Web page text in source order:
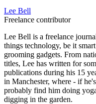
Lee Bell
Freelance contributor
Lee Bell is a freelance
things technology, be it
grooming gadgets. From
titles, Lee has written for
publications during his 15
in Manchester, where - if
probably find him doing
digging in the garden.